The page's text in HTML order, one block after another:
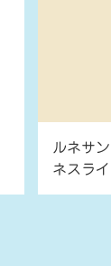
ルネサ
ネスラ